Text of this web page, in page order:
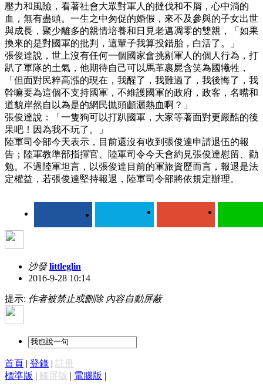
壓力和風險，看著社會大眾對軍人的撻伐和不屑，心中淌的
血，無有盡頭。一生之中匆促的婚假，來不及參與的子女出世
與成長，聚少離多的親情培養和日見老邁凋零的雙親，「如果
換來的是對國軍的批判，這輩子我算投錯胎，白活了。」
張俊達說，世上沒有任何一個國家會挑剔軍人的個人行為，打
趴了軍隊的土氣，他期待自己可以馬革裹屍含笑為國犧牲，
「但面對民粹高漲的現在，我醒了，我難過了，我後悔了，我
幹嘛要為這個不支持國軍，不維護國軍的政府，政客，名嘴和
道貌岸然自以為是的網民拋頭顱灑熱血啊？」
張俊達說：「一隻狗可以打趴國軍，大家等著面對更嚴酷的後
果吧！因為我不玩了。」
陸軍司令部今天表示，目前還沒有收到張俊達申請退伍的報
告；陸軍教準部指揮官、陸軍司令今天會約見張俊達慰留、勸
勉。不過陸軍坦言，以張俊達目前的軍旅資歷而言，報退是法
定權益，若張俊達堅持報退，陸軍司令部將依規定辦理。
沙發 littleglin
2016-9-28 10:14
提示: 作者被禁止或刪除 內容自動屏蔽
首頁 | 登錄 | 註冊
標準版 | 觸屏版 | 電腦版 |